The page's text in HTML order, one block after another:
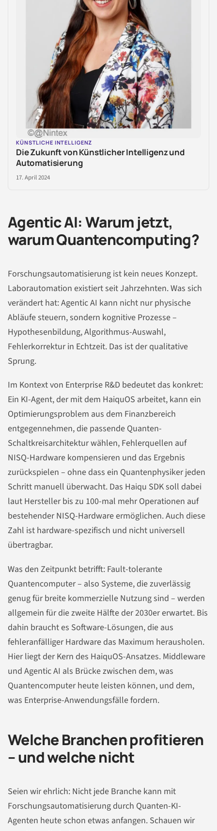
KÜNSTLICHE INTELLIGENZ
Die Zukunft von Künstlicher Intelligenz und
Automatisierung
17. April 2024
Agentic AI: Warum jetzt,
warum Quantencomputing?
Forschungsautomatisierung ist kein neues Konzept.
Laborautomation existiert seit Jahrzehnten. Was sich
verändert hat: Agentic AI kann nicht nur physische
Abläufe steuern, sondern kognitive Prozesse –
Hypothesenbildung, Algorithmus-Auswahl,
Fehlerkorrektur in Echtzeit. Das ist der qualitative
Sprung.
Im Kontext von Enterprise R&D bedeutet das konkret:
Ein KI-Agent, der mit dem HaiquOS arbeitet, kann ein
Optimierungsproblem aus dem Finanzbereich
entgegennehmen, die passende Quanten-
Schaltkreisarchitektur wählen, Fehlerquellen auf
NISQ-Hardware kompensieren und das Ergebnis
zurückspielen – ohne dass ein Quantenphysiker jeden
Schritt manuell überwacht. Das Haiqu SDK soll dabei
laut Hersteller bis zu 100-mal mehr Operationen auf
bestehender NISQ-Hardware ermöglichen. Auch diese
Zahl ist hardware-spezifisch und nicht universell
übertragbar.
Was den Zeitpunkt betrifft: Fault-tolerante
Quantencomputer – also Systeme, die zuverlässig
genug für breite kommerzielle Nutzung sind – werden
allgemein für die zweite Hälfte der 2030er erwartet. Bis
dahin braucht es Software-Lösungen, die aus
fehleranfälliger Hardware das Maximum herausholen.
Hier liegt der Kern des HaiquOS-Ansatzes. Middleware
und Agentic AI als Brücke zwischen dem, was
Quantencomputer heute leisten können, und dem,
was Enterprise-Anwendungsfälle fordern.
Welche Branchen profitieren
– und welche nicht
Seien wir ehrlich: Nicht jede Branche kann mit
Forschungsautomatisierung durch Quanten-KI-
Agenten heute schon etwas anfangen. Schauen wir